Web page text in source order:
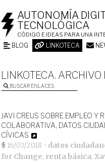
AUTONOMÍA
TECNOLÓGICA
CÓDIGO E IDEAS PARA UNA
BLOG LINKOTECA
LINKOTECA.
BUSCAR ENLACES
JAVI CREUS SOBRE EMPLEO Y
COLABORATIVA, DATOS
CÍVICAS
16/03/2018 • datos
for Change, renta básica,